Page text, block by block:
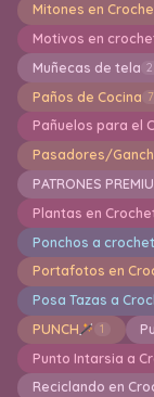
Mitones en
Motivos en
Muñecas de tela 2
Paños de Cocina
Pañuelos para el
Pasadores/
PATRONES
Plantas en
Ponchos a crochet
Portafotos en
Posa Tazas a
PUNCH 1
Punto Intarsia a
Reciclando en